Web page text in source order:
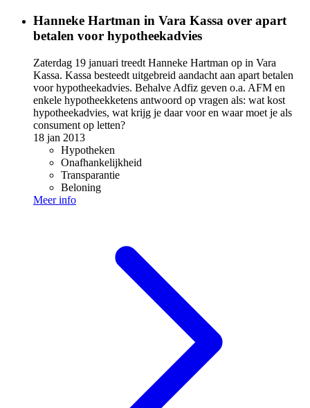
Hanneke Hartman in Vara Kassa over apart
betalen voor hypotheekadvies
Zaterdag 19 januari treedt Hanneke Hartman op in Vara
Kassa. Kassa besteedt uitgebreid aandacht aan apart betalen
voor hypotheekadvies. Behalve Adfiz geven o.a. AFM en
enkele hypotheekketens antwoord op vragen als: wat kost
hypotheekadvies, wat krijg je daar voor en waar moet je als
consument op letten?
18 jan 2013
Hypotheken
Onafhankelijkheid
Transparantie
Beloning
Meer info